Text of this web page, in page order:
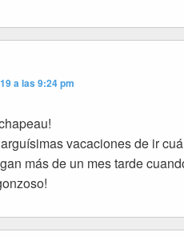
a las 9:24 pm
vacaciones de ir
más de un mes tarde